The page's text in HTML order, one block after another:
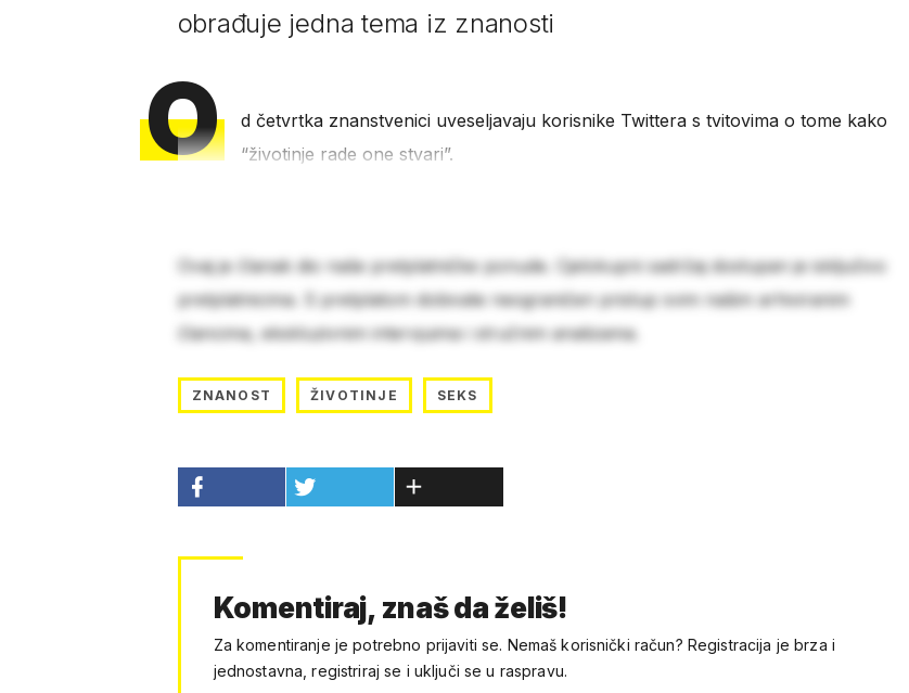
obrađuje jedna tema iz znanosti
O
d četvrtka znanstvenici uveseljavaju korisnike Twittera s tvitovima o tome kako
“životinje rade one stvari”.
Ovaj je članak dio naše pretplatničke ponude. Cjelokupni sadržaj dostupan je isključivo
pretplatnicima. S pretplatom dobivate neograničen pristup svim našim arhiviranim
člancima, ekskluzivnim intervjuima i stručnim analizama.
ZNANOST ŽIVOTINJE SEKS
Komentiraj, znaš da želiš!
Za komentiranje je potrebno prijaviti se. Nemaš korisnički račun? Registracija je brza i
jednostavna, registriraj se i uključi se u raspravu.